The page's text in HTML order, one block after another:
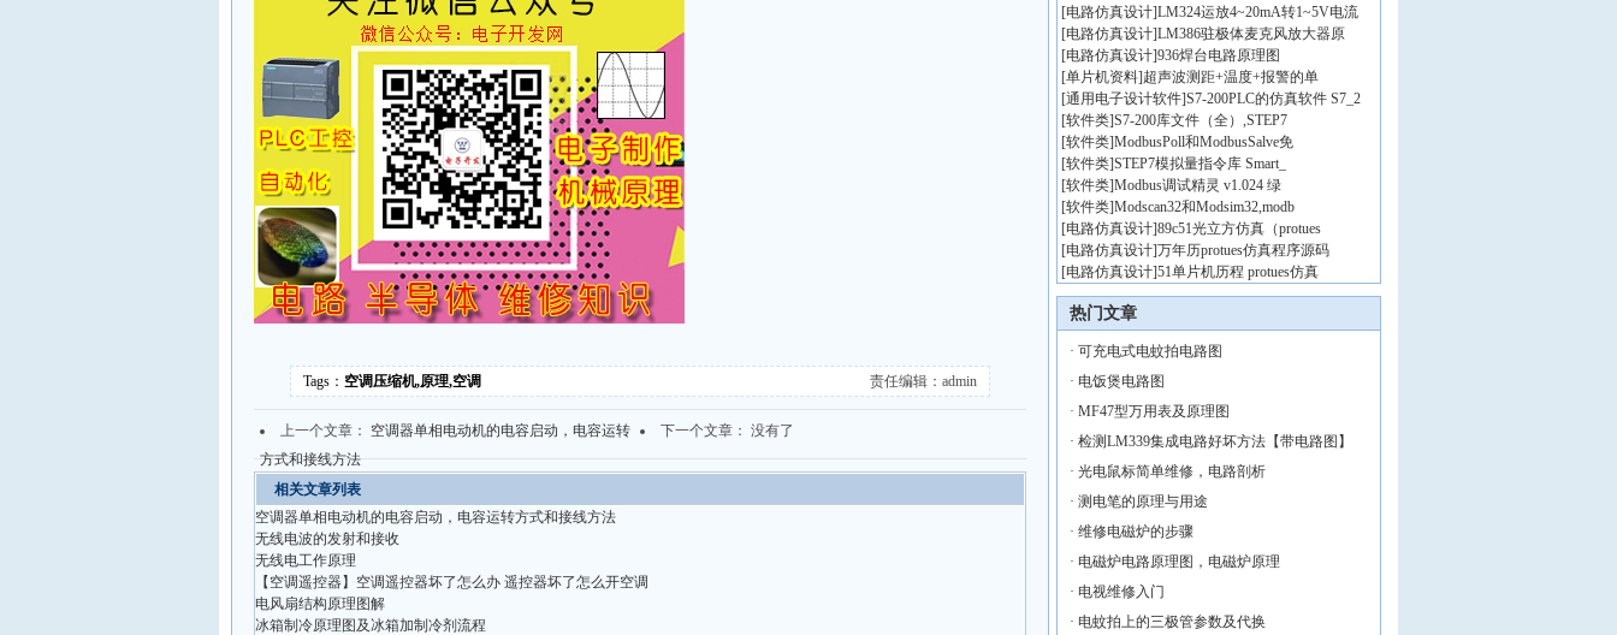
Tags： 空调压缩机,原理,空调 责任编辑：admin
上一个文章： 空调器单相电动机的电容启动，电容运转
方式和接线方法
下一个文章： 没有了
相关文章列表
空调器单相电动机的电容启动，电容运转方式和接线方法
无线电波的发射和接收
无线电工作原理
【空调遥控器】空调遥控器坏了怎么办 遥控器坏了怎么开空调
电风扇结构原理图解
冰箱制冷原理图及冰箱加制冷剂流程
[电路仿真设计]LM324运放4~20mA转1~5V电流
[电路仿真设计]LM386驻极体麦克风放大器原
[电路仿真设计]936焊台电路原理图
[单片机资料]超声波测距+温度+报警的单
[通用电子设计软件]S7-200PLC的仿真软件 S7_2
[软件类]S7-200库文件（全）,STEP7
[软件类]ModbusPoll和ModbusSalve免
[软件类]STEP7模拟量指令库 Smart_
[软件类]Modbus调试精灵 v1.024 绿
[软件类]Modscan32和Modsim32,modb
[电路仿真设计]89c51光立方仿真（protues
[电路仿真设计]万年历protues仿真程序源码
[电路仿真设计]51单片机历程 protues仿真
热门文章
· 可充电式电蚊拍电路图
· 电饭煲电路图
· MF47型万用表及原理图
· 检测LM339集成电路好坏方法【带电路图】
· 光电鼠标简单维修，电路剖析
· 测电笔的原理与用途
· 维修电磁炉的步骤
· 电磁炉电路原理图，电磁炉原理
· 电视维修入门
· 电蚊拍上的三极管参数及代换